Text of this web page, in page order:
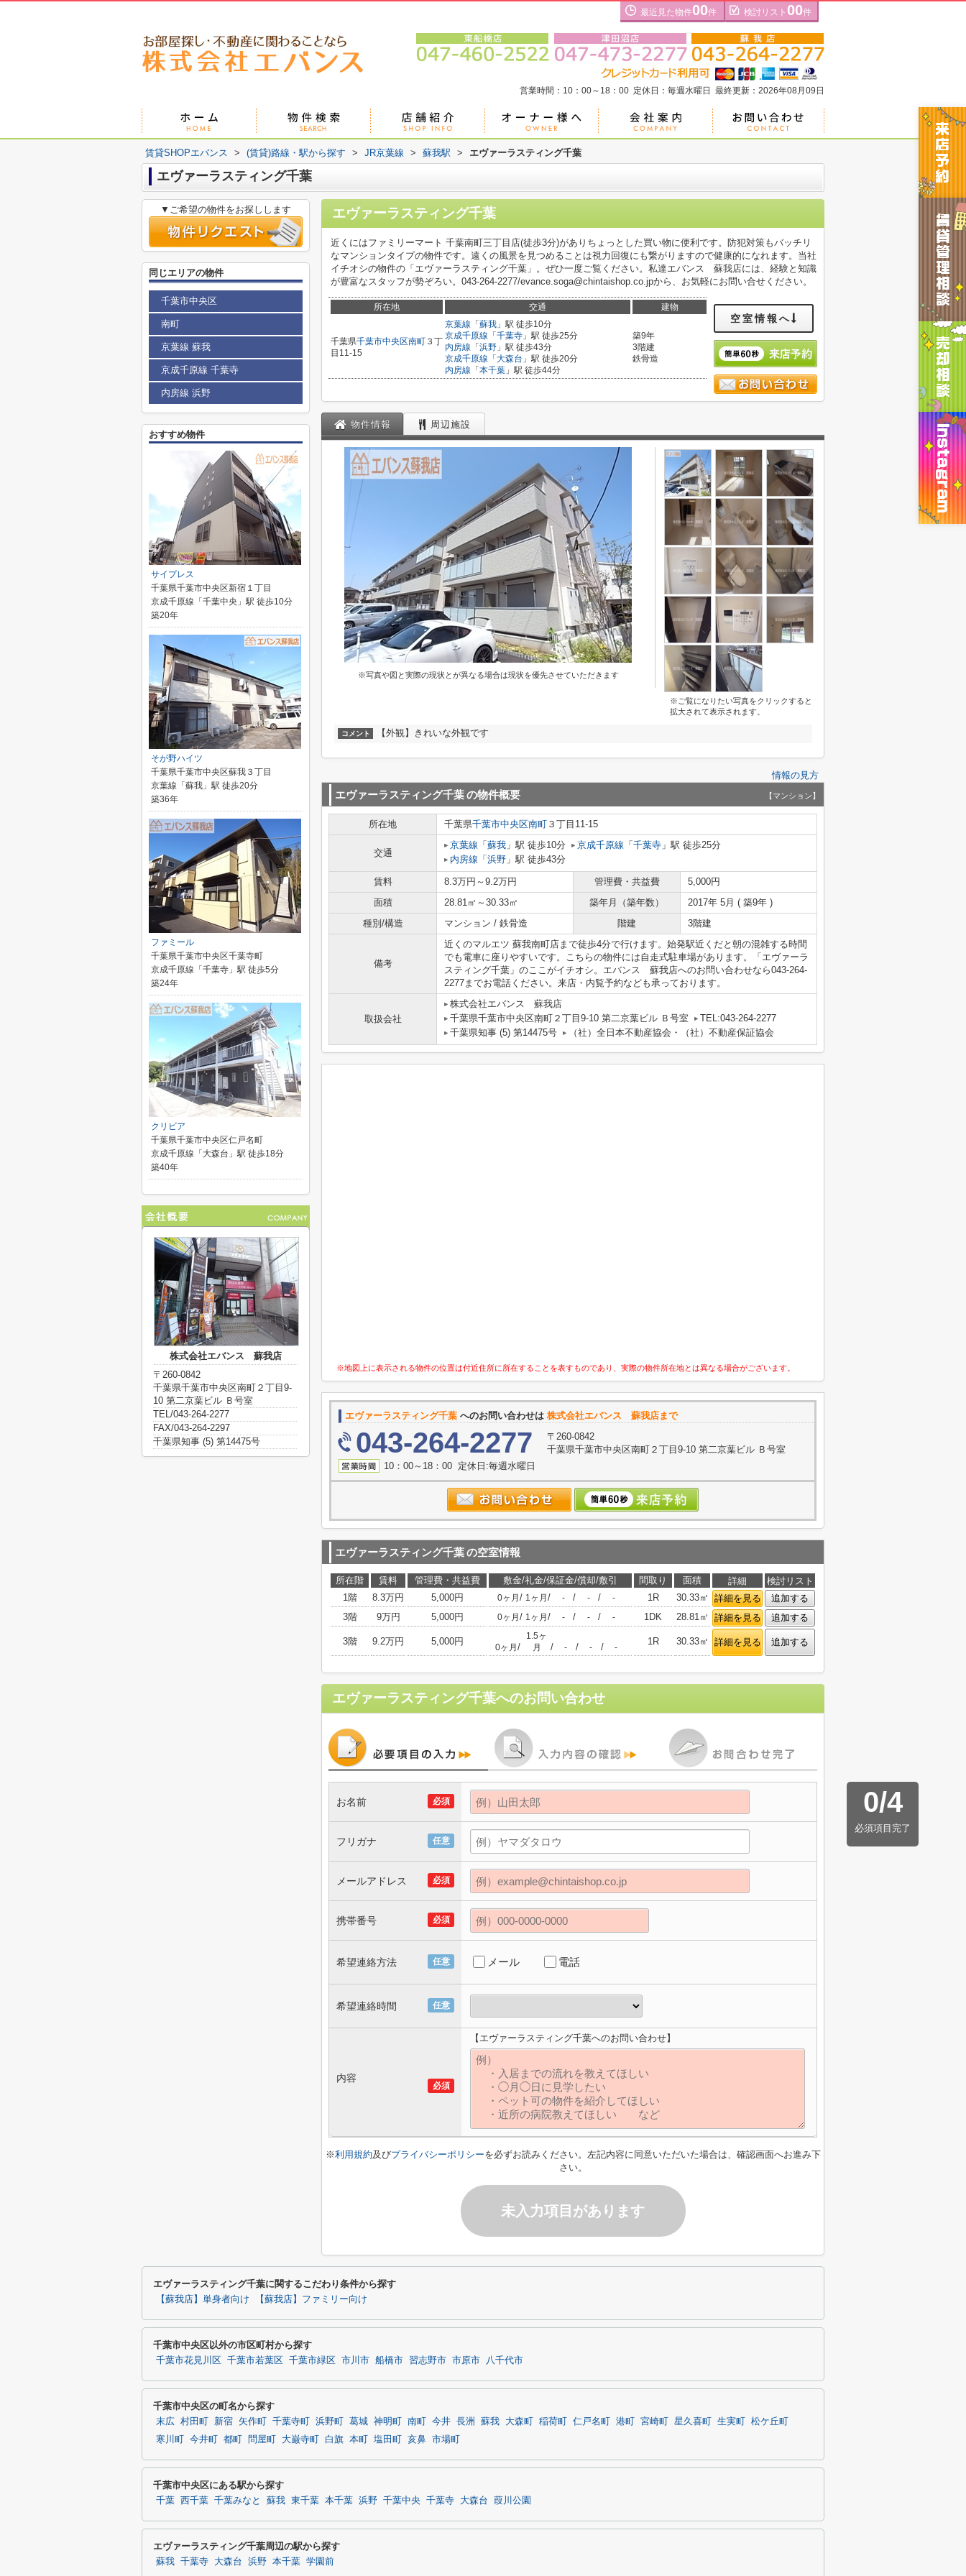
最近見た物件00件 検討リスト 00件
営業時間：10：00～18：00 定休日：毎週水曜日 最終更新：2026年08月09日
賃貸SHOPエバンス > (賃貸)路線・駅から探す > JR京葉線 > 蘇我駅 > エヴァーラスティング千葉
エヴァーラスティング千葉
エヴァーラスティング千葉
近くにはファミリーマート 千葉南町三丁目店(徒歩3分)がありちょっとした買い物に便利です。防犯対策もバッチリ
なマンションタイプの物件です。遠くの風景を見つめることは視力回復にも繋がりますので健康的になれます。当社
イチオシの物件の「エヴァーラスティング千葉」。ぜひ一度ご覧ください。私達エバンス 蘇我店には、経験と知識
が豊富なスタッフが勢ぞろい。043-264-2277/evance.soga@chintaishop.co.jpから、お気軽にお問い合せください。
所在地 交通 建物
千葉県千葉市中央区南町 ３丁
目11-15
京葉線 「 蘇我 」駅 徒歩10分
京成千原線 「 千葉寺 」駅 徒歩25分
内房線 「 浜野 」駅 徒歩43分
京成千原線 「 大森台 」駅 徒歩20分
内房線 「 本千葉 」駅 徒歩44分
築9年
3階建
鉄骨造
空室情報へ
物件情報 周辺施設
※写真や図と実際の現状とが異なる場合は現状を優先させていただきます
※ご覧になりたい写真をクリックすると
拡大されて表示されます。
コメント 【外観】きれいな外観です
情報の見方
エヴァーラスティング千葉の物件概要 【マンション】
所在地 千葉県千葉市中央区南町 ３丁目11-15
交通
京葉線 「 蘇我 」駅 徒歩10分 京成千原線 「 千葉寺 」駅 徒歩25分
内房線 「 浜野 」駅 徒歩43分
賃料 8.3万円～9.2万円 管理費・共益費
5,000円
面積
28.81㎡～30.33㎡ 築年月（築年数）
2017年 5月 ( 築9年 )
種別/構造
マンション / 鉄骨造 階建 3階建
備考
近くのマルエツ 蘇我南町店まで徒歩4分で行けます。始発駅近くだと朝の混雑する時間
でも電車に座りやすいです。こちらの物件には自走式駐車場があります。「エヴァーラ
スティング千葉」のここがイチオシ。エバンス 蘇我店へのお問い合わせなら043-264-
2277までお電話ください。来店・内覧予約なども承っております。
取扱会社
株式会社エバンス 蘇我店
千葉県千葉市中央区南町２丁目9-10 第二京葉ビル Ｂ号室
TEL:043-264-2277
千葉県知事 (5) 第14475号
（社）全日本不動産協会・（社）不動産保証協会
※地図上に表示される物件の位置は付近住所に所在することを表すものであり、実際の物件所在地とは異なる場合がございます。
エヴァーラスティング千葉 へのお問い合わせは 株式会社エバンス 蘇我店まで
043-264-2277
〒260-0842
千葉県千葉市中央区南町２丁目9-10 第二京葉ビル Ｂ号室
10：00～18：00 定休日:毎週水曜日
エヴァーラスティング千葉の空室情報
所在階 賃料 管理費・共益費 敷金/礼金/保証金/償却/敷引 間取り 面積 詳細
検討リスト
1階
8.3万円 5,000円 0ヶ月 / 1ヶ月 / - / - / - 1R 30.33㎡ 詳細を見る
追加する
3階
9万円 5,000円 0ヶ月 / 1ヶ月 / - / - / - 1DK 28.81㎡ 詳細を見る 追加する
3階 9.2万円 5,000円
0ヶ月 /
1.5ヶ
月
/ - / - / -
1R 30.33㎡ 詳細を見る 追加する
エヴァーラスティング千葉へのお問い合わせ
0/4
必須項目完了
必須
お名前
任意
フリガナ
必須
メールアドレス
必須
携帯番号
任意
希望連絡方法 メール 電話
任意
希望連絡時間
必須
内容
【エヴァーラスティング千葉へのお問い合わせ】
※利用規約及びプライバシーポリシーを必ずお読みください。左記内容に同意いただいた場合は、確認画面へお進み下
さい。
未入力項目があります
▼ご希望の物件をお探しします
同じエリアの物件
千葉市中央区
南町
京葉線 蘇我
京成千原線 千葉寺
内房線 浜野
おすすめ物件
サイプレス
千葉県千葉市中央区新宿１丁目
京成千原線「千葉中央」駅 徒歩10分
築20年
そが野ハイツ
千葉県千葉市中央区蘇我３丁目
京葉線「蘇我」駅 徒歩20分
築36年
ファミール
千葉県千葉市中央区千葉寺町
京成千原線「千葉寺」駅 徒歩5分
築24年
クリビア
千葉県千葉市中央区仁戸名町
京成千原線「大森台」駅 徒歩18分
築40年
株式会社エバンス 蘇我店
〒260-0842
千葉県千葉市中央区南町２丁目9-
10 第二京葉ビル Ｂ号室
TEL/043-264-2277
FAX/043-264-2297
千葉県知事 (5) 第14475号
エヴァーラスティング千葉に関するこだわり条件から探す
【蘇我店】単身者向け 【蘇我店】ファミリー向け
千葉市中央区以外の市区町村から探す
千葉市花見川区 千葉市若葉区 千葉市緑区 市川市 船橋市 習志野市 市原市 八千代市
千葉市中央区の町名から探す
末広 村田町 新宿 矢作町 千葉寺町 浜野町 葛城 神明町 南町 今井 長洲 蘇我 大森町 稲荷町 仁戸名町 港町 宮崎町 星久喜町 生実町
松ケ丘町
寒川町
今井町 都町 問屋町 大巌寺町 白旗 本町 塩田町 亥鼻 市場町
千葉市中央区にある駅から探す
千葉 西千葉 千葉みなと 蘇我 東千葉 本千葉 浜野 千葉中央 千葉寺 大森台 葭川公園
エヴァーラスティング千葉周辺の駅から探す
蘇我 千葉寺 大森台 浜野 本千葉 学園前